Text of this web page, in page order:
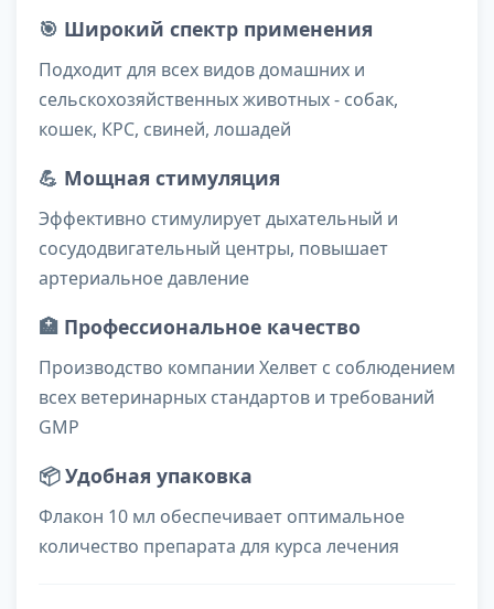
🎯 Широкий спектр применения
Подходит для всех видов домашних и
сельскохозяйственных животных - собак,
кошек, КРС, свиней, лошадей
💪 Мощная стимуляция
Эффективно стимулирует дыхательный и
сосудодвигательный центры, повышает
артериальное давление
🏥 Профессиональное качество
Производство компании Хелвет с соблюдением
всех ветеринарных стандартов и требований
GMP
📦Удобная упаковка
Флакон 10 мл обеспечивает оптимальное
количество препарата для курса лечения